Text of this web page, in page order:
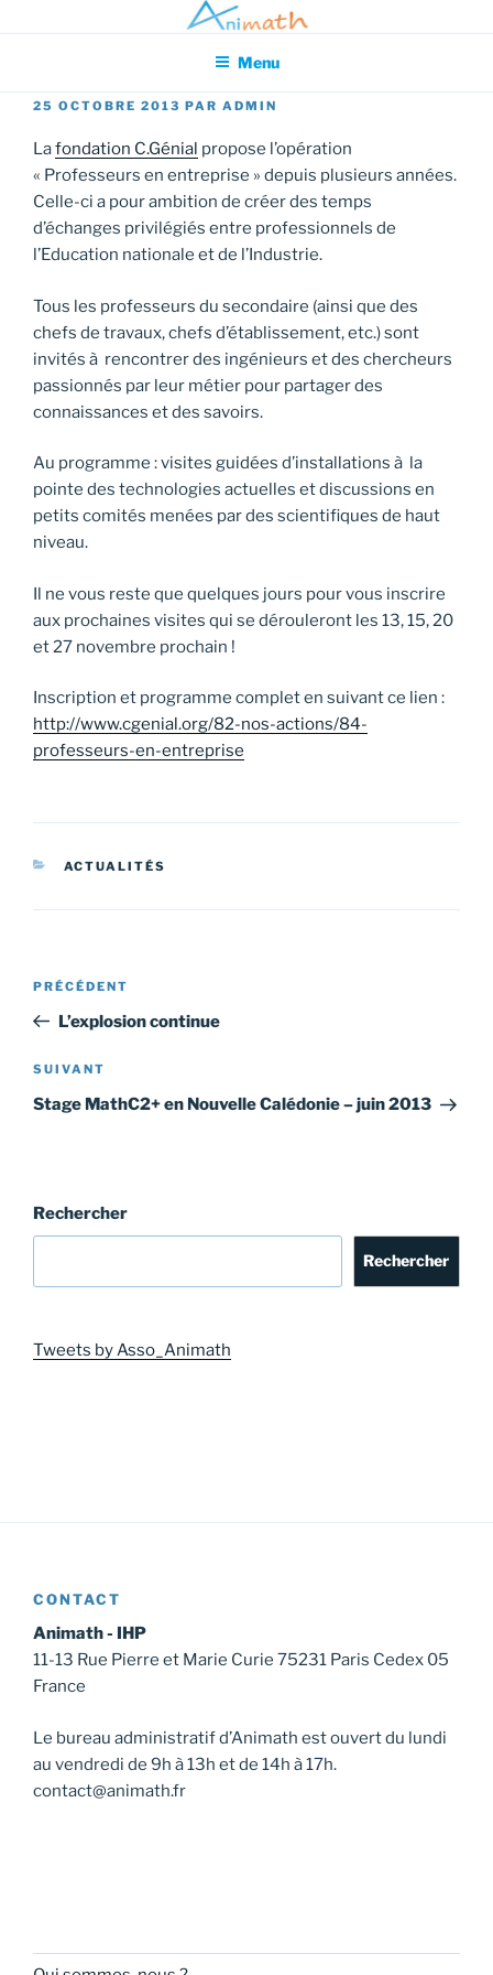
au
principal
Association pour l'Animation en Mathématiques
Menu
PUBLIÉ
25 OCTOBRE 2013 PAR ADMIN
Lafondation C.Génial propose l’opération
« Professeurs en entreprise » depuis plusieurs années.
Celle-ci a pour ambition de créer des temps
d’échanges privilégiés entre professionnels de
l’Education nationale et de l’Industrie.
Tous les professeurs du secondaire (ainsi que des
chefs de travaux, chefs d’établissement, etc.) sont
invités à rencontrer des ingénieurs et des chercheurs
passionnés par leur métier pour partager des
connaissances et des savoirs.
Au programme : visites guidées d’installations à la
pointe des technologies actuelles et discussions en
petits comités menées par des scientifiques de haut
niveau.
Il ne vous reste que quelques jours pour vous inscrire
aux prochaines visites qui se dérouleront les 13, 15, 20
et 27 novembre prochain !
Inscription et programme complet en suivant ce lien :
http://www.cgenial.org/82-nos-actions/84-
professeurs-en-entreprise
CATÉGORIES
ACTUALITÉS
Navigation
l’article
Article
précédent
PRÉCÉDENT
L’explosion continue
Article
suivant
SUIVANT
Stage MathC2+ en Nouvelle Calédonie – juin 2013
Rechercher
Rechercher
Tweets by Asso_Animath
CONTACT
Animath - IHP
11-13 Rue Pierre et Marie Curie 75231 Paris Cedex 05
France
Le bureau administratif d’Animath est ouvert du lundi
au vendredi de 9h à 13h et de 14h à 17h.
contact@animath.fr